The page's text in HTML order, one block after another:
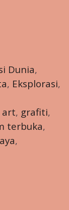
Dunia,
, Eksplorasi,
art, grafiti,
terbuka,
,